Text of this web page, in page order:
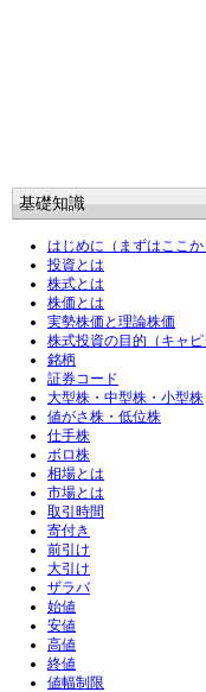
基礎知識
はじめに（まずはここか
投資とは
株式とは
株価とは
実勢株価と理論株価
株式投資の目的（キャピ
銘柄
証券コード
大型株・中型株・小型株
値がさ株・低位株
仕手株
ボロ株
相場とは
市場とは
取引時間
寄付き
前引け
大引け
ザラバ
始値
安値
高値
終値
値幅制限